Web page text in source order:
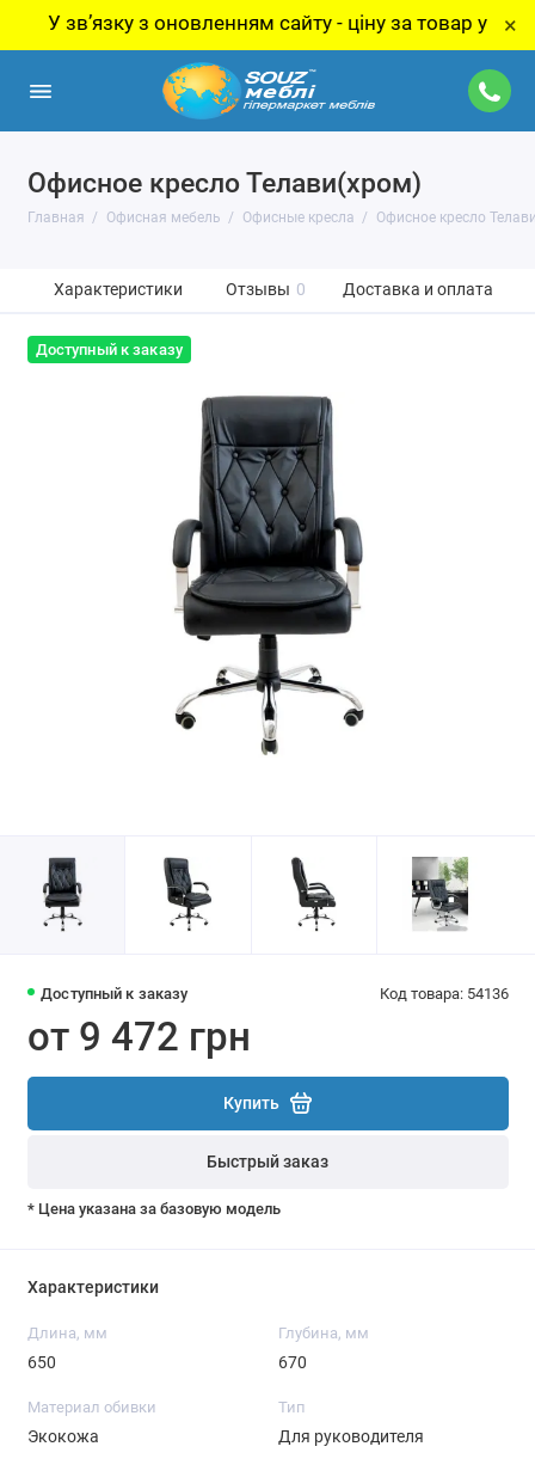
звʼязку з оновленням сайту - ціну за товар ×
Офисное кресло Телави(хром)
Главная Офисная мебель Офисные кресла Офисное кресло
Характеристики Отзывы 0 Доставка и оплата
Доступный к заказу
Доступный к заказу Код товара: 54136
от 9 472 грн
Купить
Быстрый заказ
* Цена указана за базовую модель
Характеристики
Длина, мм
650
Глубина, мм
670
Материал обивки
Экокожа
Тип
Для руководителя